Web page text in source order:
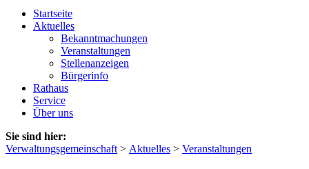
Startseite
Aktuelles
Bekanntmachungen
Veranstaltungen
Stellenanzeigen
Bürgerinfo
Rathaus
Service
Über uns
Sie sind hier:
Verwaltungsgemeinschaft > Aktuelles > Veranstaltungen